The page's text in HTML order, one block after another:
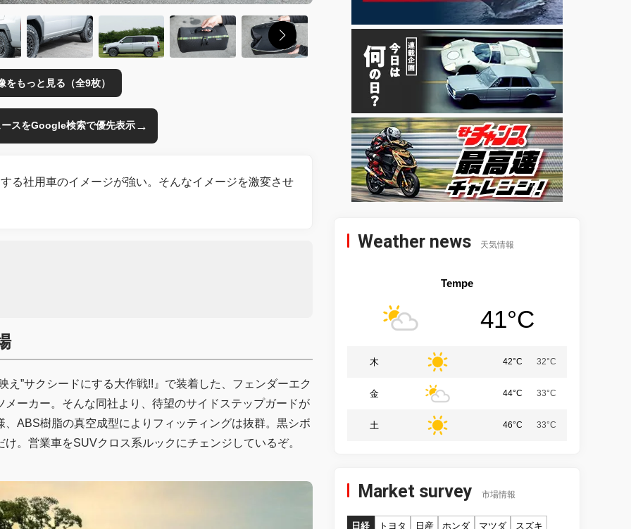
をもっと見る（全9枚）
スをGoogle検索で優先表示→
る社用車のイメージが強い。そんなイメージを激変させ
”サクシードにする大作戦!!』で装着した、フェンダーエク
ーカー。そんな同社より、待望のサイドステップガードが
ABS樹脂の真空成型によりフィッティングは抜群。黒シボ
。営業車をSUVクロス系ルックにチェンジしているぞ。
Weather news 天気情報
Tempe
41°C
木 42°C 32°C
金 44°C 33°C
土 46°C 33°C
Market survey 市場情報
日経 トヨタ 日産 ホンダ マツダ
スズキ